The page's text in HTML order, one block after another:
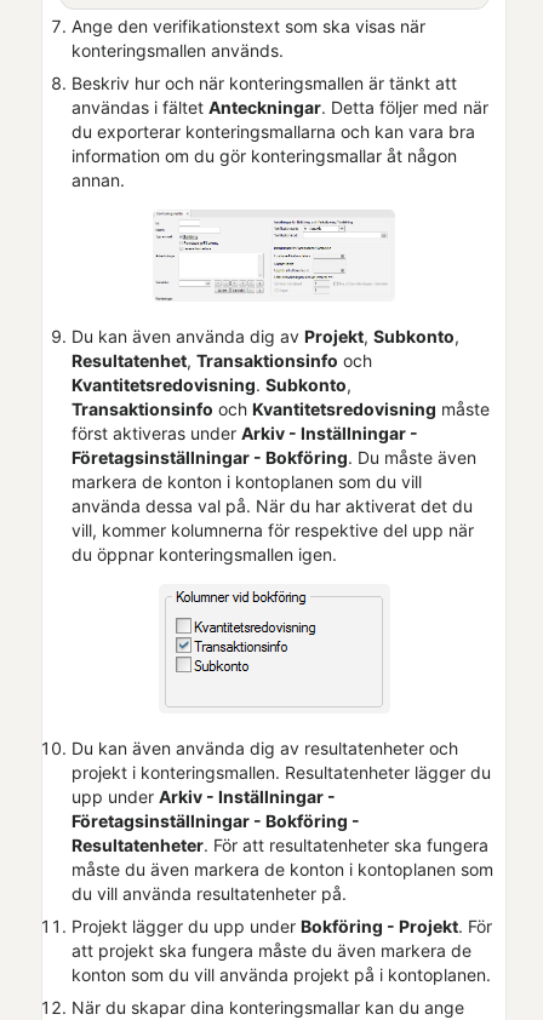
Ange den verifikationstext som ska visas när
konteringsmallen används.
Beskriv hur och när konteringsmallen är tänkt att
användas i fältet Anteckningar. Detta följer med när
du exporterar konteringsmallarna och kan vara bra
information om du gör konteringsmallar åt någon
annan.
Du kan även använda dig av Projekt, Subkonto,
Resultatenhet, Transaktionsinfo och
Kvantitetsredovisning. Subkonto,
Transaktionsinfo och Kvantitetsredovisning måste
först aktiveras under Arkiv - Inställningar -
Företagsinställningar - Bokföring. Du måste även
markera de konton i kontoplanen som du vill
använda dessa val på. När du har aktiverat det du
vill, kommer kolumnerna för respektive del upp när
du öppnar konteringsmallen igen.
Du kan även använda dig av resultatenheter och
projekt i konteringsmallen. Resultatenheter lägger du
upp under Arkiv - Inställningar -
Företagsinställningar - Bokföring -
Resultatenheter. För att resultatenheter ska fungera
måste du även markera de konton i kontoplanen som
du vill använda resultatenheter på.
Projekt lägger du upp under Bokföring - Projekt. För
att projekt ska fungera måste du även markera de
konton som du vill använda projekt på i kontoplanen.
När du skapar dina konteringsmallar kan du ange